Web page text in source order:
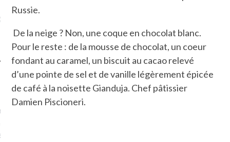
MES DERNIERS
SUR FACEBOOK
QUI MARCHE
conquis mais en
Russie.
De la neige ? Non, une coque en chocolat blanc.
Pour le reste : de la mousse de chocolat, un coeur
fondant au caramel, un biscuit au cacao relevé
d’une pointe de sel et de vanille légèrement épicée
de café à la noisette Gianduja. Chef pâtissier
Damien Piscioneri.